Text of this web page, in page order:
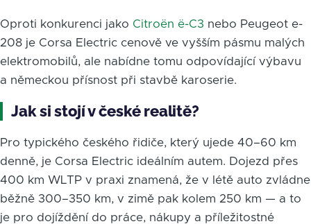
Oproti konkurenci jako Citroën ë-C3 nebo Peugeot e-
208 je Corsa Electric cenově ve vyšším pásmu malých
elektromobilů, ale nabídne tomu odpovídající výbavu
a německou přísnost při stavbě karoserie.
Jak si stojí v české realitě?
Pro typického českého řidiče, který ujede 40–60 km
denně, je Corsa Electric ideálním autem. Dojezd přes
400 km WLTP v praxi znamená, že v létě auto zvládne
běžně 300–350 km, v zimě pak kolem 250 km — a to
je pro dojíždění do práce, nákupy a příležitostné